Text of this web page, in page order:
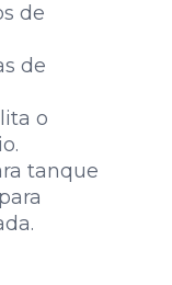
de
de
o
tanque